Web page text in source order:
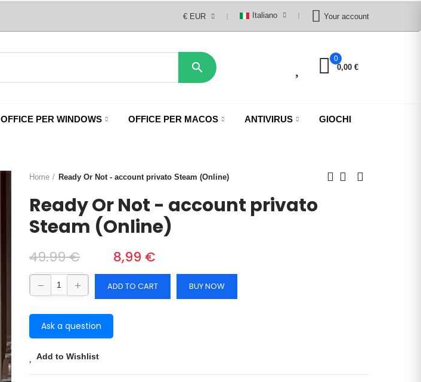
€ EUR Italiano Your account

0
0,00 €
OFFICE PER WINDOWS OFFICE PER MACOS ANTIVIRUS GIOCHI
Home Ready Or Not - account privato Steam (Online)
Ready Or Not - account privato
Steam (Online)
49.99 € 8,99 €
ADD TO CART BUY NOW
Ask a question
Add to Wishlist